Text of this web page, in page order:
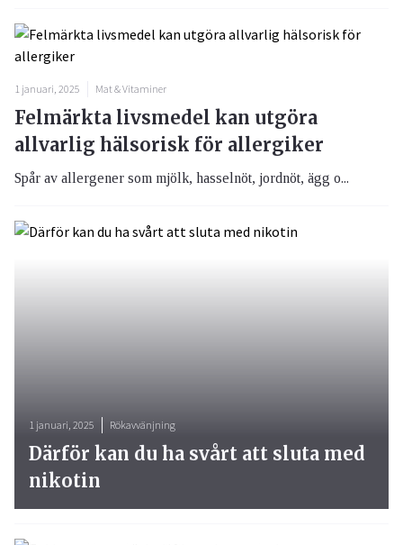
1 januari, 2025 Mat & Vitaminer
Felmärkta livsmedel kan utgöra
allvarlig hälsorisk för allergiker
Spår av allergener som mjölk, hasselnöt, jordnöt, ägg o...
1 januari, 2025 Rökavvänjning
Därför kan du ha svårt att sluta med
nikotin